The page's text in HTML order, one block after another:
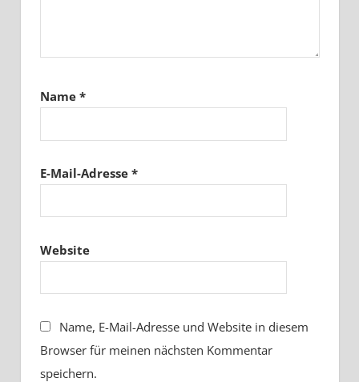
Name *
E-Mail-Adresse *
Website
Name, E-Mail-Adresse und Website in diesem
Browser für meinen nächsten Kommentar
speichern.